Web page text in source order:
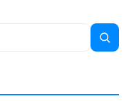
Search